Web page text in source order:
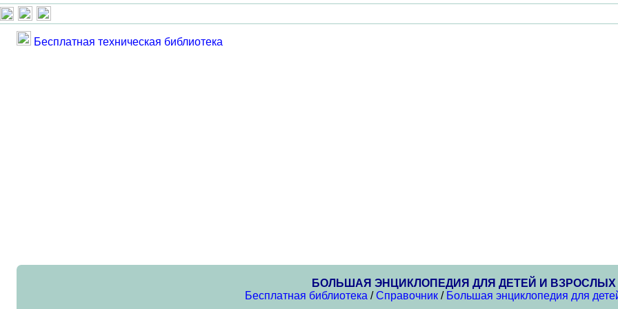
Бесплатная техническая библиотека
БОЛЬШАЯ ЭНЦИКЛОПЕДИЯ ДЛЯ ДЕТЕЙ И ВЗРОСЛЫХ
Бесплатная библиотека /Справочник / Большая энциклопедия для